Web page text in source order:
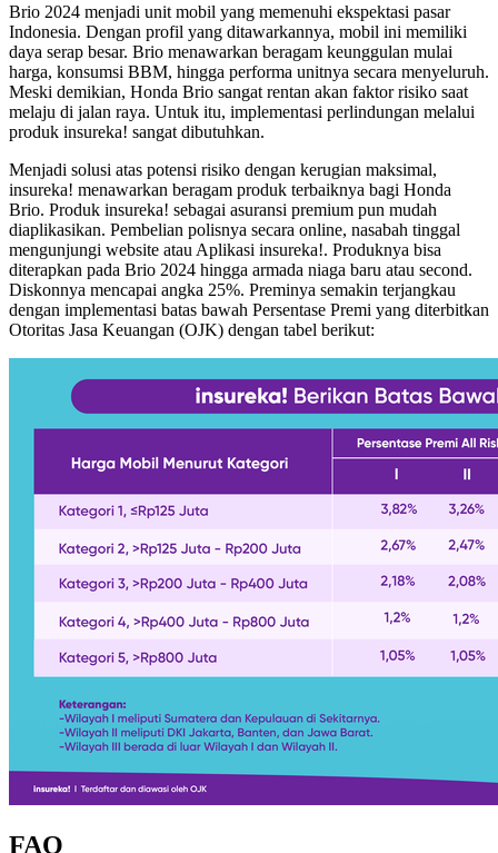
Brio 2024 menjadi unit mobil yang memenuhi ekspektasi pasar
Indonesia. Dengan profil yang ditawarkannya, mobil ini memiliki
daya serap besar. Brio menawarkan beragam keunggulan mulai
harga, konsumsi BBM, hingga performa unitnya secara menyeluruh.
Meski demikian, Honda Brio sangat rentan akan faktor risiko saat
melaju di jalan raya. Untuk itu, implementasi perlindungan melalui
produk insureka! sangat dibutuhkan.
Menjadi solusi atas potensi risiko dengan kerugian maksimal,
insureka! menawarkan beragam produk terbaiknya bagi Honda
Brio. Produk insureka! sebagai asuransi premium pun mudah
diaplikasikan. Pembelian polisnya secara online, nasabah tinggal
mengunjungi website atau Aplikasi insureka!. Produknya bisa
diterapkan pada Brio 2024 hingga armada niaga baru atau second.
Diskonnya mencapai angka 25%. Preminya semakin terjangkau
dengan implementasi batas bawah Persentase Premi yang diterbitkan
Otoritas Jasa Keuangan (OJK) dengan tabel berikut:
FAQ